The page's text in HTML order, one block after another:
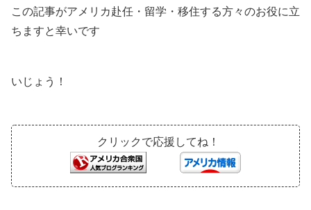
この記事がアメリカ赴任・留学・移住する方々のお役に立
ちますと幸いです
いじょう！
クリックで応援してね！